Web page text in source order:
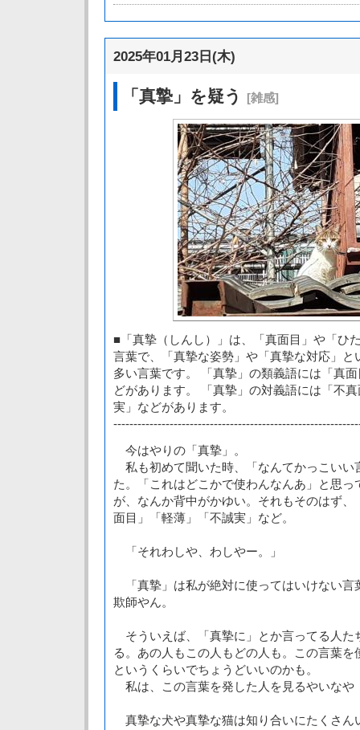
2025年01月23日(木)
「真摯」を疑う [雑感]
■「真摯（しんし）」は、「真面目」や「ひ
言葉で、「真摯な姿勢」や「真摯な対応」と
多い言葉です。 「真摯」の類義語には「真
どがあります。 「真摯」の対義語には「不
実」などがあります。
今はやりの「真摯」。
私も初めて聞いた時、「なんてかっこいい
た。「これはどこかで使わんなんあ」と思っ
が、なんか背中がかゆい。それもそのはず
面目」「軽薄」「不誠実」など。
「それわしや、わしやー。」
「真摯」は私が絶対に使ってはいけない言
欺師やん。
そういえば、「真摯に」とか言ってる人た
る。あの人もこの人もどの人も。この言葉
というくらいでちょうどいいのかも。
私は、この言葉を発した人を見るやいなや
真摯な犬や真摯な猫は知り合いにたくさん